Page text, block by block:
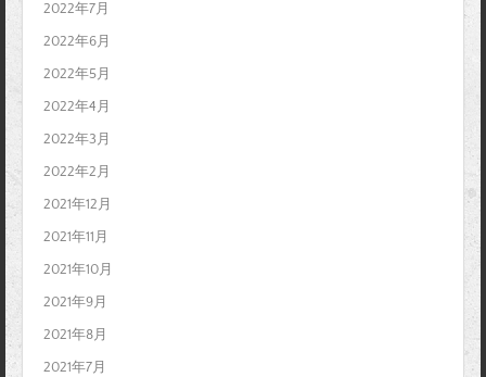
2022年7月
2022年6月
2022年5月
2022年4月
2022年3月
2022年2月
2021年12月
2021年11月
2021年10月
2021年9月
2021年8月
2021年7月